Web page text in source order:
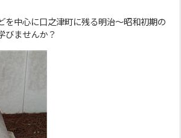
を中心に口之津町に残る明治～昭和初期の
びませんか？